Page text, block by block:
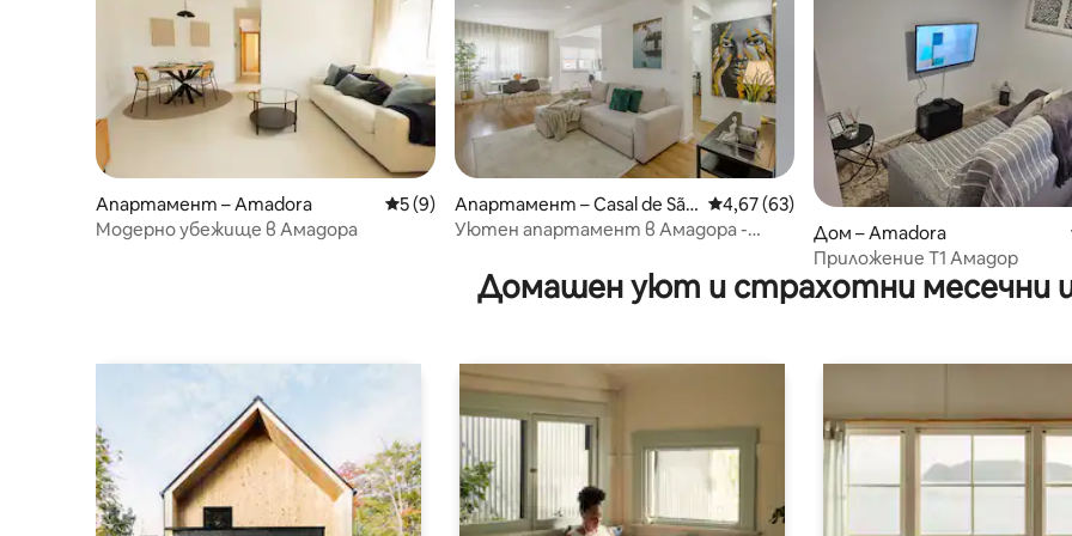
Апартамент – Amadora Средна оценка: 5 от 5, 9 отзива
5 (9)
Модерно убежище в Амадора
Апартамент – Casal de São
Brás
Средна оценка: 4,67 от 5, 63 отзива
4,67 (63)
Уютен апартамент в Амадора -
Дом – Amadora
Приложение Т1 Амадор
Домашен уют и страхотни месечни